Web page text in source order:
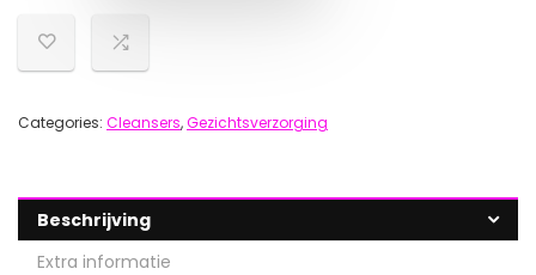
Categories: Cleansers,Gezichtsverzorging
Beschrijving
Extra informatie